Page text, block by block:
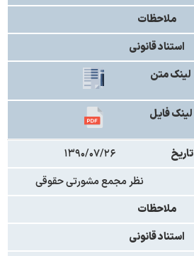
ملاحظات
استناد قانونی
لینک متن
لینک فایل
تاریخ
۱۳۹۰/۰۷/۲۶
نظر مجمع مشورتی حقوقی
ملاحظات
استناد قانونی